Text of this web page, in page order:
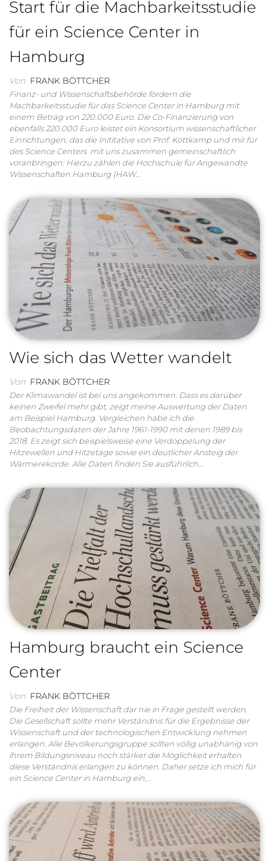
Start für die Machbarkeitsstudie
für ein Science Center in
Hamburg
Von FRANK BÖTTCHER
Finanz- und Wissenschaftsbehörde fördern die
Machbarkeitsstudie für das Science Center in Hamburg mit
einem Betrag von 220.000 Euro. Die Co-Finanzierung von
ebenfalls 220.000 Euro leistet ein Konsortium wissenschaftlicher
Einrichtungen, das die Inititative von Prof. Kottkamp und mir für
des Science Centers mit uns zusammen gemeinschaftlich
voranbringen: Hierzu zählen die Hochschule für Angewandte
Wissenschaften Hamburg (HAW…
Wie sich das Wetter wandelt
Von FRANK BÖTTCHER
Der Klimawandel ist bei uns angekommen. Dass es darüber
keinen Zweifel mehr gibt, zeigt meine Auswertung der Daten
am Beispiel Hamburg. Vergleichen habe ich die
Beobachtungsdaten der Jahre 1961-1990 mit denen 1989 bis
2018. Es zeigt sich beispielsweise eine Verdoppelung der
Hitzewellen und Hitzetage sowie ein deutlicher Ansteig der
Wärmerekorde. Alle Daten finden Sie ausführlich…
Hamburg braucht ein Science
Center
Von FRANK BÖTTCHER
Die Freiheit der Wissenschaft dar nie in Frage gestellt werden.
Die Gesellschaft sollte mehr Verständnis für die Ergebnisse der
Wissenschaft und der technologischen Entwicklung nehmen
erlangen. Alle Bevölkerungsgruppe sollten völlig unabhänig von
ihrem Bildungsniveau noch stärker die Möglichkeit erhalten
diese Verständnis erlangen zu können. Daher setze ich mich für
ein Science Center in Hamburg ein,…